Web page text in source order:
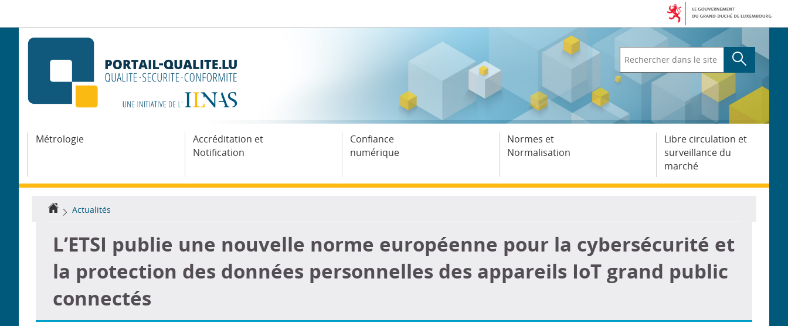
la
navigation
contenu
dans
le
Métrologie
Accréditation et
Notification
Confiance
numérique
Normes et
Normalisation
Libre circulation et
surveillance du
marché
Accueil
Actualités
L’ETSI publie une nouvelle norme européenne pour la cybersécurité et
la protection des données personnelles des appareils IoT grand public
connectés